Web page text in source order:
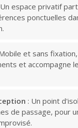
espace privatif
ponctuelles
et sans
et accompagne
: Un point
de passage, pour